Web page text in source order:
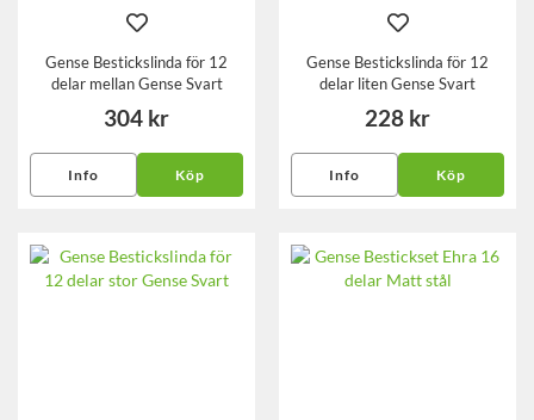
Gense Bestickslinda för 12
delar mellan Gense Svart
304 kr
Info Köp
Gense Bestickslinda för 12
delar liten Gense Svart
228 kr
Info Köp